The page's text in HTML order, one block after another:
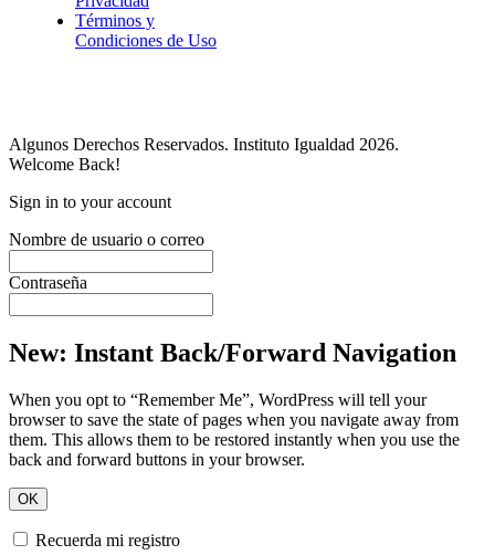
Términos y
Condiciones de Uso
Algunos Derechos Reservados. Instituto Igualdad 2026.
Welcome Back!
Sign in to your account
Nombre de usuario o correo
Contraseña
New: Instant Back/Forward Navigation
When you opt to “Remember Me”, WordPress will tell your
browser to save the state of pages when you navigate away from
them. This allows them to be restored instantly when you use the
back and forward buttons in your browser.
OK
Recuerda mi registro